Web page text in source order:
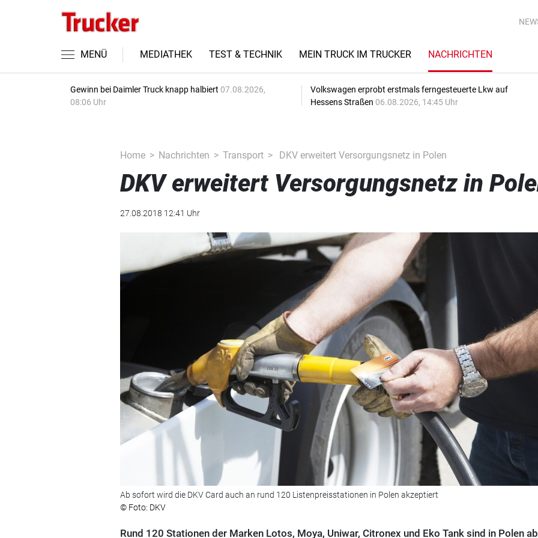
MENÜ MEDIATHEK TEST & TECHNIK MEIN TRUCK IM TRUCKER NACHRICHTEN
Gewinn bei Daimler Truck knapp halbiert 07.08.2026,
08:06 Uhr
Volkswagen erprobt erstmals ferngesteuerte Lkw auf
Hessens Straßen 06.08.2026, 14:45 Uhr
Home Nachrichten Transport DKV erweitert Versorgungsnetz in Polen
DKV erweitert Versorgungsnetz in
27.08.2018 12:41 Uhr
Ab sofort wird die DKV Card auch an rund 120 Listenpreisstationen in Polen akzeptiert
© Foto: DKV
Rund 120 Stationen der Marken Lotos, Moya, Uniwar, Citronex und Eko Tank sind in Polen